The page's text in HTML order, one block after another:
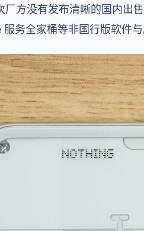
厂方没有发布清晰的国内出
务全家桶等非国行版软件